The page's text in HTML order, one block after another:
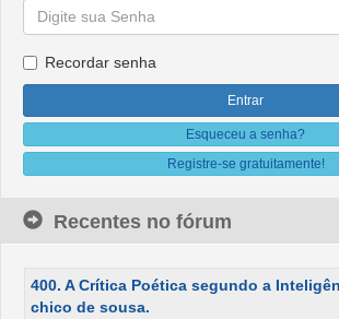
Recordar senha
Esqueceu a senha?
Registre-se gratuitamente!
Recentes no fórum
400. A Crítica Poética segundo a
chico de sousa.